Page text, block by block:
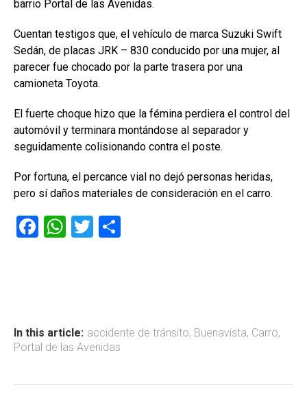
barrio Portal de las Avenidas.
Cuentan testigos que, el vehículo de marca Suzuki Swift
Sedán, de placas JRK – 830 conducido por una mujer, al
parecer fue chocado por la parte trasera por una
camioneta Toyota.
El fuerte choque hizo que la fémina perdiera el control del
automóvil y terminara montándose al separador y
seguidamente colisionando contra el poste.
Por fortuna, el percance vial no dejó personas heridas,
pero sí daños materiales de consideración en el carro.
F
ok
W
p
p
T
tir
In this article: accidente de tránsito, Buenavista, Carro,
Portal de las Avenidas